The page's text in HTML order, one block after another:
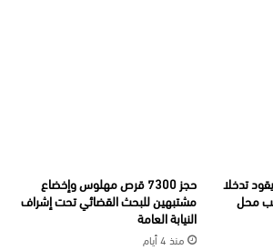
تدخلا
محل
حجز 7300 قرص مهلوس وإخضاع
مشتبهين للبحث القضائي تحت إشراف
النيابة العامة
منذ 4 أيام